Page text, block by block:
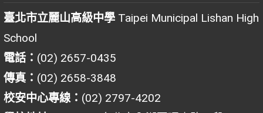
臺北市立麗山高級中學 Taipei Municipal Lishan High
School
電話： (02) 2657-0435
傳真： (02) 2658-3848
校安中心專線： (02) 2797-4202